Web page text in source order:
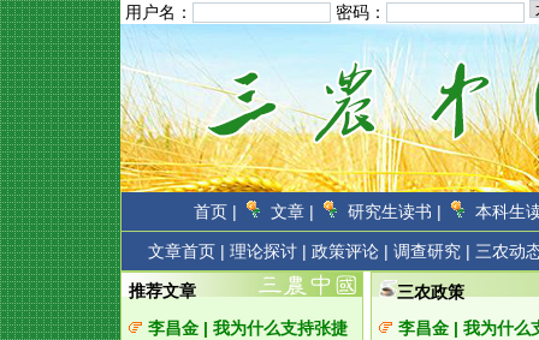
用户名： 密码：
首页 | 文章 | 研究生读书 | 本科生
文章首页 | 理论探讨 | 政策评论 | 调查研究 | 三农动
三农政策
李昌金 | 我为什么
推荐文章
李昌金 | 我为什么支持张捷